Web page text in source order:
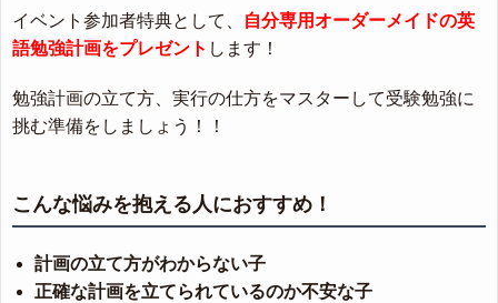
イベント参加者特典として、
自分専用オーダーメイドの英
語勉強計画をプレゼント します！
勉強計画の立て方、実行の仕方をマスターして受験勉強に
挑む準備をしましょう！！
こんな悩みを抱える人におすすめ！
計画の立て方がわからない子
正確な計画を立てられているのか不安な子